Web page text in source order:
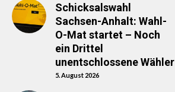
Schicksalswahl
Sachsen-Anhalt: Wahl-
O-Mat startet – Noch
ein Drittel
unentschlossene Wähler
5. August 2026